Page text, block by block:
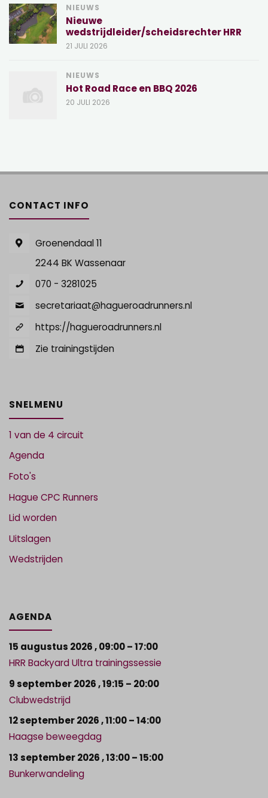
NIEUWS
Nieuwe
wedstrijdleider/scheidsrechter HRR
21 JULI 2026
NIEUWS
Hot Road Race en BBQ 2026
20 JULI 2026
CONTACT INFO
Groenendaal 11
2244 BK Wassenaar
070 - 3281025
secretariaat@hagueroadrunners.nl
https://hagueroadrunners.nl
Zie trainingstijden
SNELMENU
1 van de 4 circuit
Agenda
Foto's
Hague CPC Runners
Lid worden
Uitslagen
Wedstrijden
AGENDA
15 augustus 2026,09:00– 17:00
HRR Backyard Ultra trainingssessie
9 september 2026,19:15 – 20:00
Clubwedstrijd
12 september 2026,11:00– 14:00
Haagse beweegdag
13 september 2026,13:00– 15:00
Bunkerwandeling